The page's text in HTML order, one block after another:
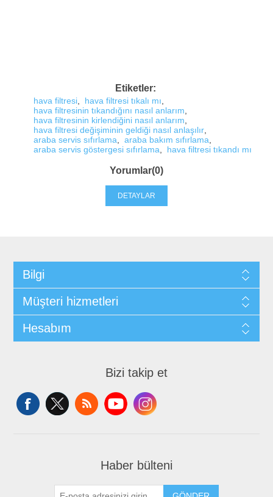
Etiketler:
hava filtresi hava filtresi tıkalı mı
hava filtresinin tıkandığını nasıl anlarım
hava filtresinin kirlendiğini nasıl anlarım
hava filtresi değişiminin geldiği nasıl anlaşılır
araba servis sıfırlama
araba bakım sıfırlama
araba servis göstergesi sıfırlama
hava filtresi tıkandı mı
Yorumlar(0)
DETAYLAR
Bilgi
Müşteri hizmetleri
Hesabım
Bizi takip et
Haber bülteni